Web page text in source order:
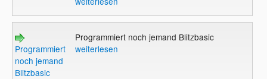
Programmiert
noch jemand
Blitzbasic
Programmiert noch jemand Blitzbasic
weiterlesen